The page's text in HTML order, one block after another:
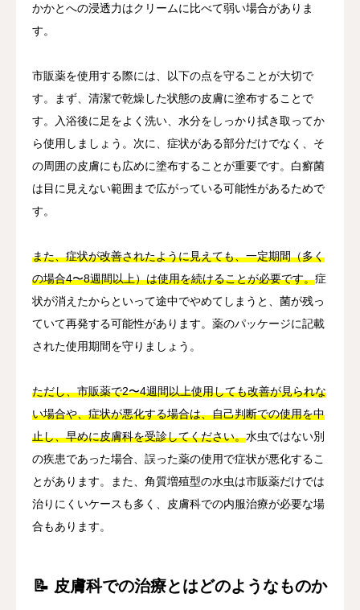
かかとへの浸透力はクリームに比べて弱い場合がありま
す。
市販薬を使用する際には、以下の点を守ることが大切で
す。まず、清潔で乾燥した状態の皮膚に塗布することで
す。入浴後に足をよく洗い、水分をしっかり拭き取ってか
ら使用しましょう。次に、症状がある部分だけでなく、そ
の周囲の皮膚にも広めに塗布することが重要です。白癬菌
は目に見えない範囲まで広がっている可能性があるためで
す。
また、症状が改善されたように見えても、一定期間（多く
の場合4〜8週間以上）は使用を続けることが必要です。症
状が消えたからといって途中でやめてしまうと、菌が残っ
ていて再発する可能性があります。薬のパッケージに記載
された使用期間を守りましょう。
ただし、市販薬で2〜4週間以上使用しても改善が見られな
い場合や、症状が悪化する場合は、自己判断での使用を中
止し、早めに皮膚科を受診してください。水虫ではない別
の疾患であった場合、誤った薬の使用で症状が悪化するこ
とがあります。また、角質増殖型の水虫は市販薬だけでは
治りにくいケースも多く、皮膚科での内服治療が必要な場
合もあります。
📝 皮膚科での治療とはどのようなものか